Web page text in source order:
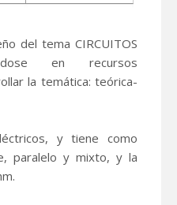
del tema CIRCUITOS
en recursos
la temática: teórica-
y tiene como
paralelo y mixto, y la